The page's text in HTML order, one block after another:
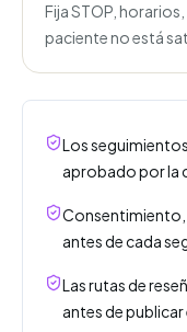
Fija STOP,
paciente no está
Los
aprobado por la
Consentimiento,
antes de cada
Las rutas de
antes de publicar